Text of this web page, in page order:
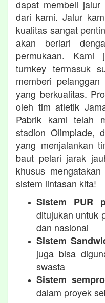
dapat membeli
dari kami. Jalur
kualitas sangat
akan berlari
permukaan. Kami
turnkey termasuk
memberi
yang berkualitas.
oleh tim atletik
Pabrik kami telah
stadion Olimpiade,
yang menjalankan
baut pelari jarak
khusus
sistem lintasan kita!
Sistem PUR
ditujukan untuk
dan nasional
Sistem
juga bisa
swasta
Sistem
dalam proyek